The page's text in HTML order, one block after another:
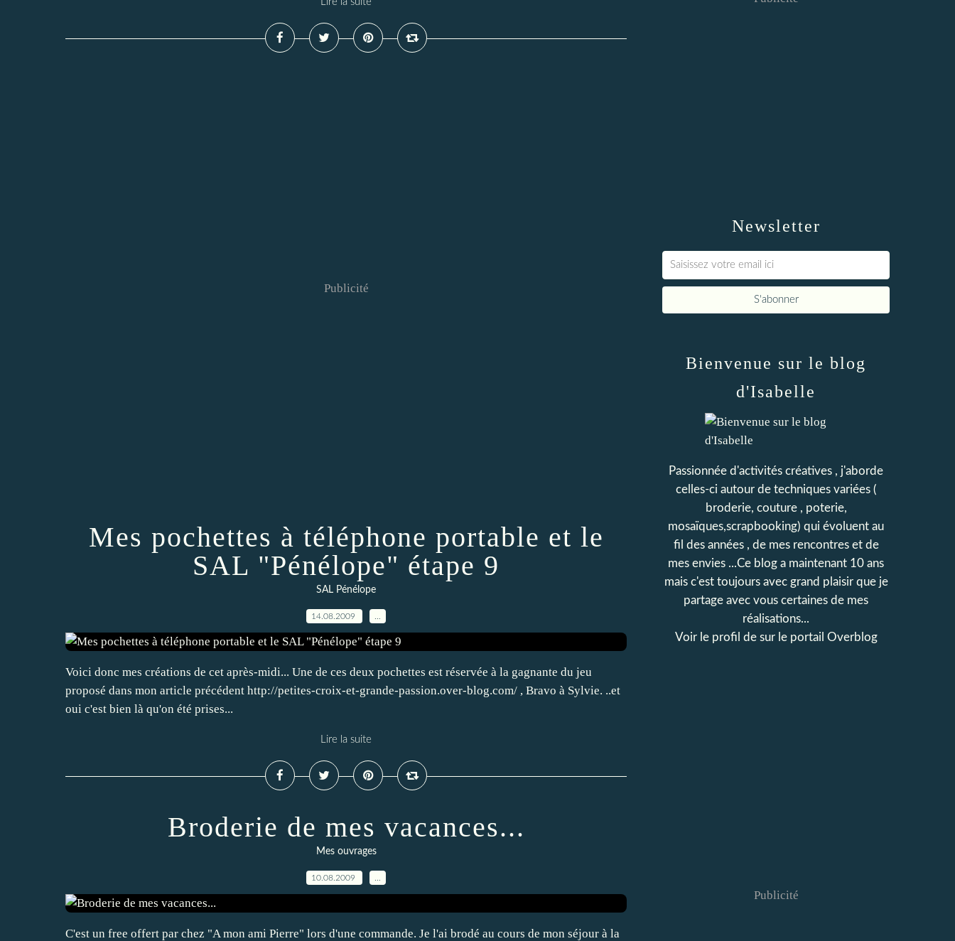
Publicité
Mes pochettes à téléphone portable et le
SAL "Pénélope" étape 9
SAL Pénélope
14.08.2009
Voici donc mes créations de cet après-midi... Une de ces deux pochettes est réservée à la gagnante du jeu
proposé dans mon article précédent http://petites-croix-et-grande-passion.over-blog.com/ , Bravo à Sylvie. ..et
oui c'est bien là qu'on été prises...
Lire la suite
Broderie de mes vacances...
Mes ouvrages
10.08.2009
C'est un free offert par chez "A mon ami Pierre" lors d'une commande. Je l'ai brodé au cours de mon séjour à la
Newsletter
Bienvenue sur le blog
d'Isabelle
Passionnée d'activités créatives , j'aborde
celles-ci autour de techniques variées (
broderie, couture , poterie,
mosaïques,scrapbooking) qui évoluent au
fil des années , de mes rencontres et de
mes envies ...Ce blog a maintenant 10 ans
mais c'est toujours avec grand plaisir que je
partage avec vous certaines de mes
réalisations...
Voir le profil de sur le portail Overblog
Publicité